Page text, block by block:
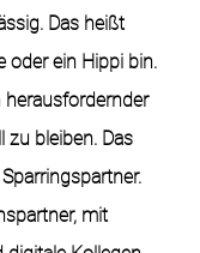
Das heißt
oder ein Hippi bin.
herausfordernder
bleiben. Das
mit